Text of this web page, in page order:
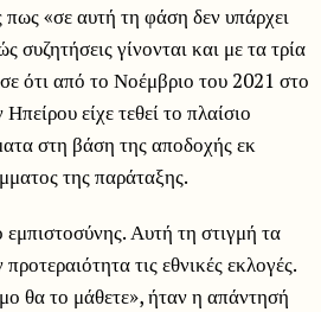
πως «σε αυτή τη φάση δεν υπάρχει
συζητήσεις γίνονται και με τα τρία
ότι από το Νοέμβριο του 2021 στο
είχε τεθεί το πλαίσιο
στη βάση της αποδοχής εκ
της παράταξης.
εμπιστοσύνης. Αυτή τη στιγμή τα
τις εθνικές εκλογές.
θα το μάθετε», ήταν η απάντησή